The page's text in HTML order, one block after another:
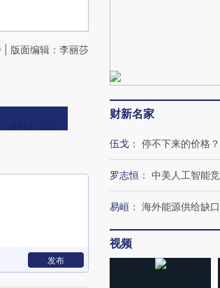
| 版面编辑：李丽莎
发布
财新名家
伍戈 ： 停不下来的价格？
罗志恒 ： 中美人工智能
易峘 ： 海外能源供给缺
视频